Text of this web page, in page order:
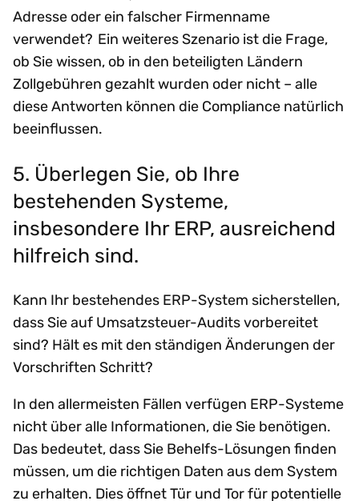
Adresse oder ein falscher Firmenname
verwendet? Ein weiteres Szenario ist die Frage,
ob Sie wissen, ob in den beteiligten Ländern
Zollgebühren gezahlt wurden oder nicht – alle
diese Antworten können die Compliance natürlich
beeinflussen.
5. Überlegen Sie, ob Ihre
bestehenden Systeme,
insbesondere Ihr ERP, ausreichend
hilfreich sind.
Kann Ihr bestehendes ERP-System sicherstellen,
dass Sie auf Umsatzsteuer-Audits vorbereitet
sind? Hält es mit den ständigen Änderungen der
Vorschriften Schritt?
In den allermeisten Fällen verfügen ERP-Systeme
nicht über alle Informationen, die Sie benötigen.
Das bedeutet, dass Sie Behelfs-Lösungen finden
müssen, um die richtigen Daten aus dem System
zu erhalten. Dies öffnet Tür und Tor für potentielle